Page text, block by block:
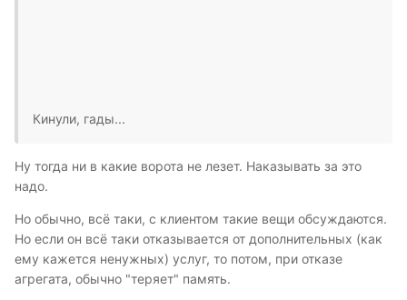
Кинули, гады...
Ну тогда ни в какие ворота не лезет. Наказывать за это
надо.
Но обычно, всё таки, с клиентом такие вещи обсуждаются.
Но если он всё таки отказывается от дополнительных (как
ему кажется ненужных) услуг, то потом, при отказе
агрегата, обычно "теряет" память.